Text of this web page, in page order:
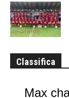
Classifica